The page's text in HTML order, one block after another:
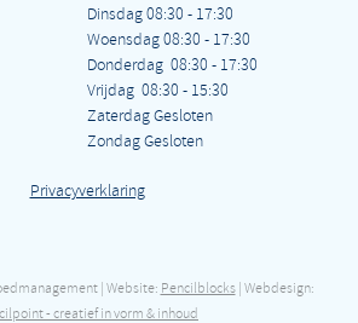
Dinsdag 08:30 - 17:30
Woensdag 08:30 - 17:30
Donderdag 08:30 - 17:30
Vrijdag 08:30 - 15:30
Zaterdag Gesloten
Zondag Gesloten
Privacyverklaring
| Website: Pencilblocks| Webdesign:
- creatief in vorm & inhoud